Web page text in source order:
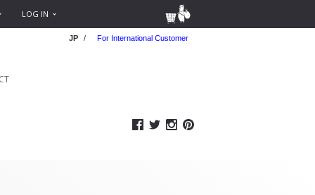
LOG IN
JP / For International Customer